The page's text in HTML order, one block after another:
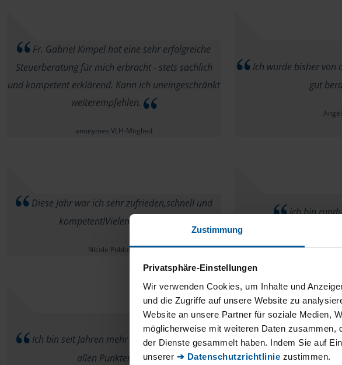
Zustimmung
Privatsphäre-Einstellungen
Wir verwenden Cookies, um Inhalte und
und die Zugriffe auf unsere Website zu
Website an unsere Partner für soziale Medien,
möglicherweise mit weiteren Daten zusammen,
der Dienste gesammelt haben. Indem Sie auf
unserer ➔ Datenschutzrichtlinie zustimmen.
Fr. Gabriel Kimpel hat eine sehr erfolgreiche
Steuerberatung für mich erbracht - stets sachlich
und kompetent erklärend. Kann ich uneingeschränkt
weiterempfehlen.
anonymes VLH-Mitglied
Ich wurde bisher von
gut
Diese Jahr war ich sehr zufrieden,schnell und
kompetent!Vielen Dank
Nicole Poblotzki
ich bin
Ich bin seit Jahren mehr als sehr zufrieden in
allen Punkten.
Für das erste mal
zwecks änderungen
sind wir in guten